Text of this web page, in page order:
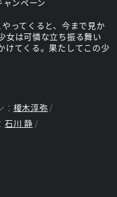
ってくると、今まで見か
女は可憐な立ち振る舞い
けてくる。果たしてこの少
榎木淳弥
石川 静